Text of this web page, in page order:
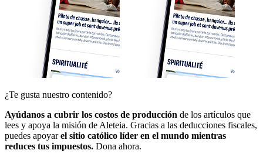
¿Te gusta nuestro contenido?
Ayúdanos a cubrir los costos de producción de los artículos que
lees y apoya la misión de Aleteia. Gracias a las deducciones fiscales,
puedes apoyarel sitio católico líder en el mundo mientras
reduces tus impuestos. Dona ahora.